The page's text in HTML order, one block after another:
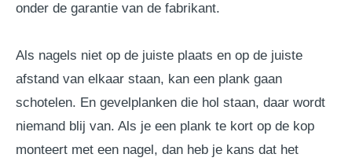
onder de garantie van de fabrikant.
Als nagels niet op de juiste plaats en op de juiste
afstand van elkaar staan, kan een plank gaan
schotelen. En gevelplanken die hol staan, daar wordt
niemand blij van. Als je een plank te kort op de kop
monteert met een nagel, dan heb je kans dat het